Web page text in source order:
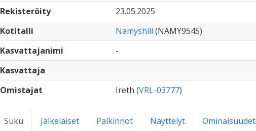
Rekisteröity
23.05.2025
Kotitalli
Namyshill (NAMY9545)
Kasvattajanimi
-
Kasvattaja
Omistajat
Ireth (VRL-03777)
Suku Jälkeläiset Palkinnot Näyttelyt Ominaisuudet